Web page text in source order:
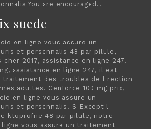
You are encouraged..
suede
en ligne vous assure un
et personnalis 48 par pilule,
cher 2017, assistance en ligne 247.
assistance en ligne 247, il est
traitement des troubles de l rection
adultes. Cenforce 100 mg prix,
en ligne vous assure un
et personnalis. S Except l
ktoprofne 48 par pilule, notre
ligne vous assure un traitement